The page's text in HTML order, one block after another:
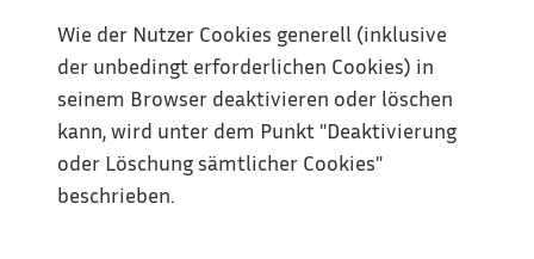
Wie der Nutzer Cookies generell (inklusive
der unbedingt erforderlichen Cookies) in
seinem Browser deaktivieren oder löschen
kann, wird unter dem Punkt "Deaktivierung
oder Löschung sämtlicher Cookies"
beschrieben.